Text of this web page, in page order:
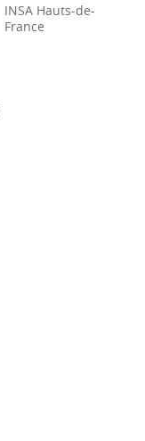
INSA Hauts-de-
France